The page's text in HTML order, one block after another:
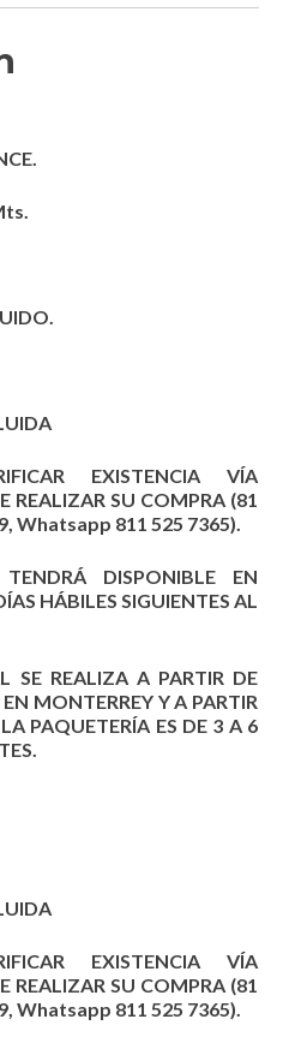
EXISTENCIA VÍA
REALIZAR SU COMPRA (81
Whatsapp 811 525 7365).
DISPONIBLE EN
HÁBILES SIGUIENTES AL
SE REALIZA A PARTIR DE
MONTERREY Y A PARTIR
PAQUETERÍA ES DE 3 A 6
EXISTENCIA VÍA
REALIZAR SU COMPRA (81
Whatsapp 811 525 7365).